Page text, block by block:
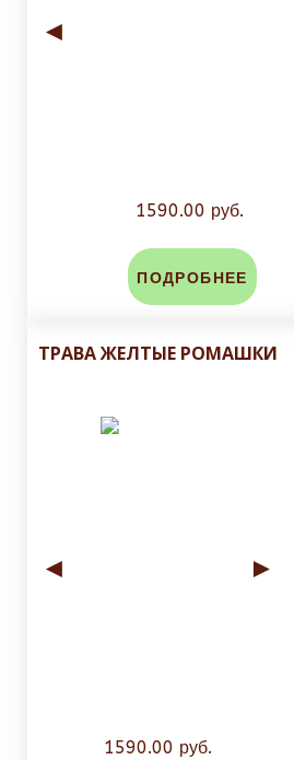
◄
1590.00 руб.
ПОДРОБНЕЕ
ТРАВА ЖЕЛТЫЕ РОМАШКИ
◄ ►
1590.00 руб.